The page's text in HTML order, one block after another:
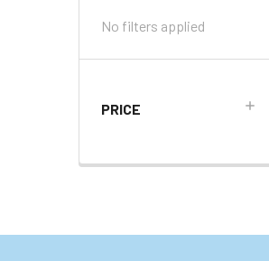
No filters applied
PRICE